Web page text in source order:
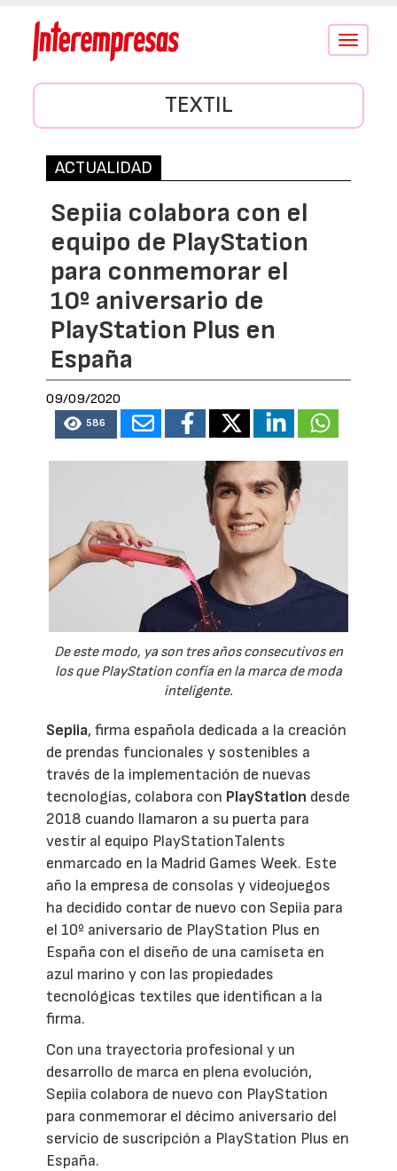
Conmutar
TEXTIL
ACTUALIDAD
Sepiia colabora con el
equipo de PlayStation
para conmemorar el
10º aniversario de
PlayStation Plus en
España
09/09/2020
586
De este modo, ya son tres años consecutivos en
los que PlayStation confía en la marca de moda
inteligente.
Sepiia, firma española dedicada a la creación
de prendas funcionales y sostenibles a
través de la implementación de nuevas
tecnologías, colabora con PlayStation desde
2018 cuando llamaron a su puerta para
vestir al equipo PlayStationTalents
enmarcado en la Madrid Games Week. Este
año la empresa de consolas y videojuegos
ha decidido contar de nuevo con Sepiia para
el 10º aniversario de PlayStation Plus en
España con el diseño de una camiseta en
azul marino y con las propiedades
tecnológicas textiles que identifican a la
firma.
Con una trayectoria profesional y un
desarrollo de marca en plena evolución,
Sepiia colabora de nuevo con PlayStation
para conmemorar el décimo aniversario del
servicio de suscripción a PlayStation Plus en
España.